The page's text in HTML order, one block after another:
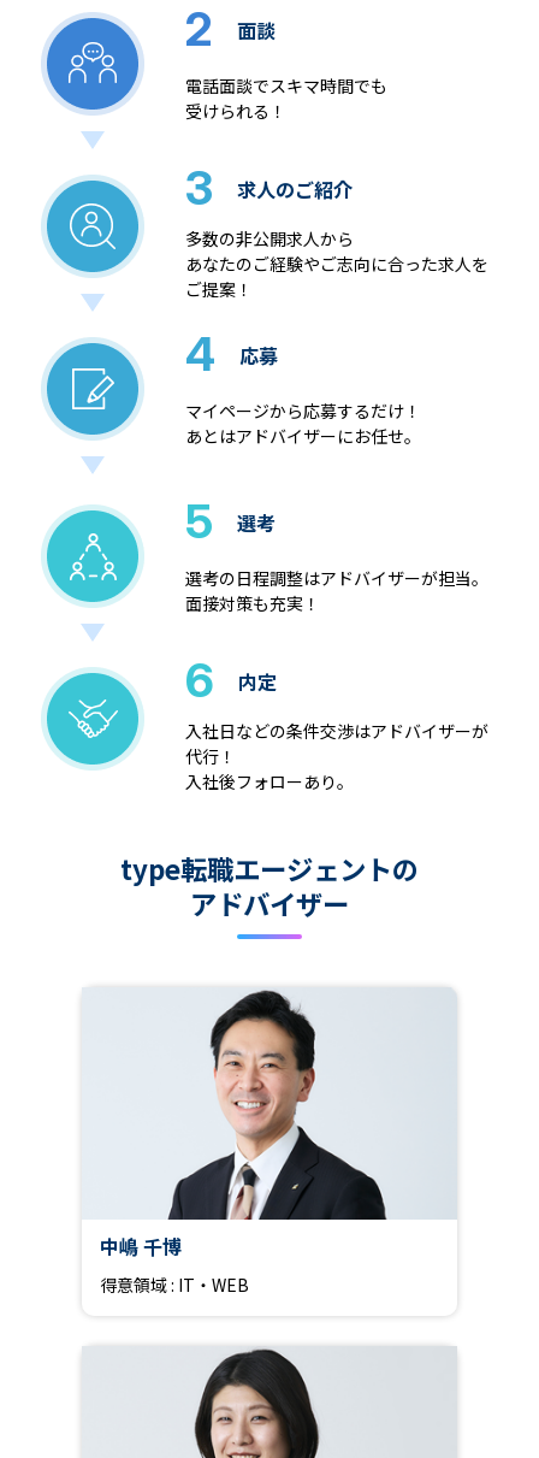
2 面談
電話面談でスキマ時間でも
受けられる！
3 求人のご紹介
多数の非公開求人から
あなたのご経験やご志向に合った求人を
ご提案！
4 応募
マイページから応募するだけ！
あとはアドバイザーにお任せ。
5 選考
選考の日程調整はアドバイザーが担当。
面接対策も充実！
6 内定
入社日などの条件交渉はアドバイザーが
代行！
入社後フォローあり。
type転職エージェントの
アドバイザー
中嶋 千博
得意領域 : IT・WEB